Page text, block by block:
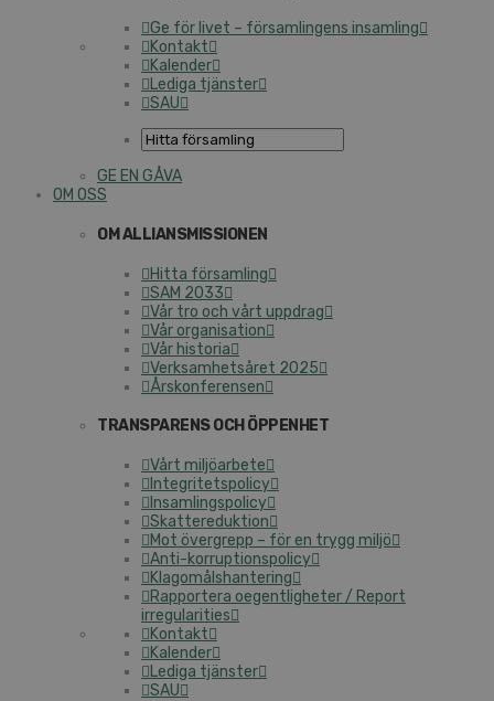
Ge för livet – församlingens insamling
Kontakt
Kalender
Lediga tjänster
SAU
GE EN GÅVA
OM OSS
OM ALLIANSMISSIONEN
Hitta församling
SAM 2033
Vår tro och vårt uppdrag
Vår organisation
Vår historia
Verksamhetsåret 2025
Årskonferensen
TRANSPARENS OCH ÖPPENHET
Vårt miljöarbete
Integritetspolicy
Insamlingspolicy
Skattereduktion
Mot övergrepp – för en trygg miljö
Anti-korruptionspolicy
Klagomålshantering
Rapportera oegentligheter / Report
irregularities
Kontakt
Kalender
Lediga tjänster
SAU